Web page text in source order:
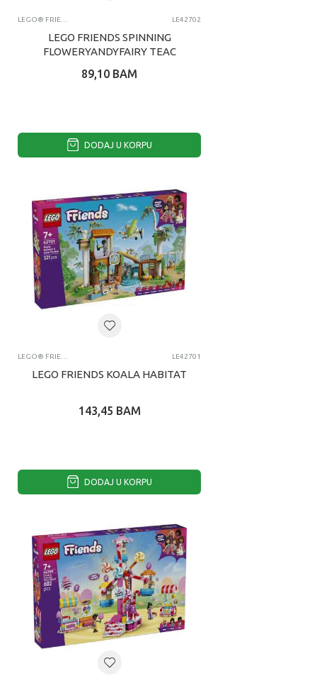
LEGO® FRIENDS LE42702
LEGO FRIENDS SPINNING
FLOWERYANDYFAIRY TEAC
89,10 BAM
DODAJ U KORPU
LEGO® FRIENDS LE42701
LEGO FRIENDS KOALA HABITAT
143,45 BAM
DODAJ U KORPU